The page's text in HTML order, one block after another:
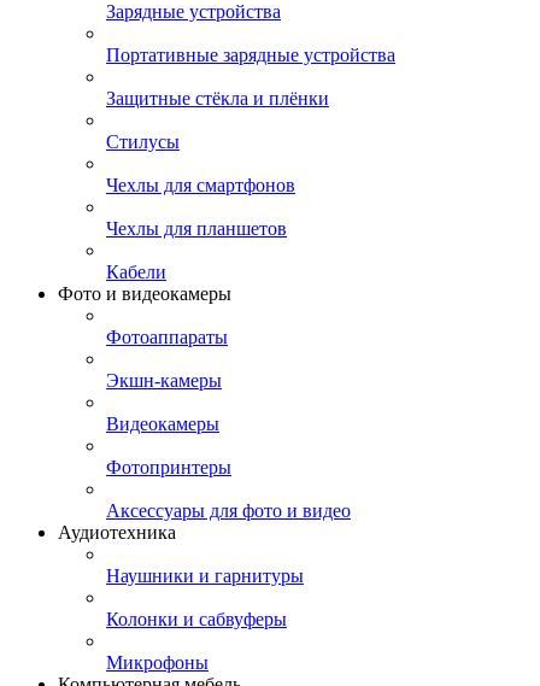
Зарядные устройства
Портативные зарядные устройства
Защитные стёкла и плёнки
Стилусы
Чехлы для смартфонов
Чехлы для планшетов
Кабели
Фото и видеокамеры
Фотоаппараты
Экшн-камеры
Видеокамеры
Фотопринтеры
Аксессуары для фото и видео
Аудиотехника
Наушники и гарнитуры
Колонки и сабвуферы
Микрофоны